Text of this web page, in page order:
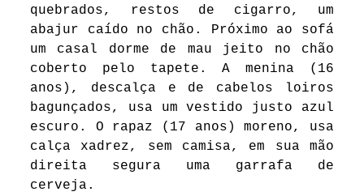
quebrados, restos de cigarro, um
abajur caído no chão. Próximo ao sofá
um casal dorme de mau jeito no chão
coberto pelo tapete. A menina (16
anos), descalça e de cabelos loiros
bagunçados, usa um vestido justo azul
escuro. O rapaz (17 anos) moreno, usa
calça xadrez, sem camisa, em sua mão
direita segura uma garrafa de
cerveja.